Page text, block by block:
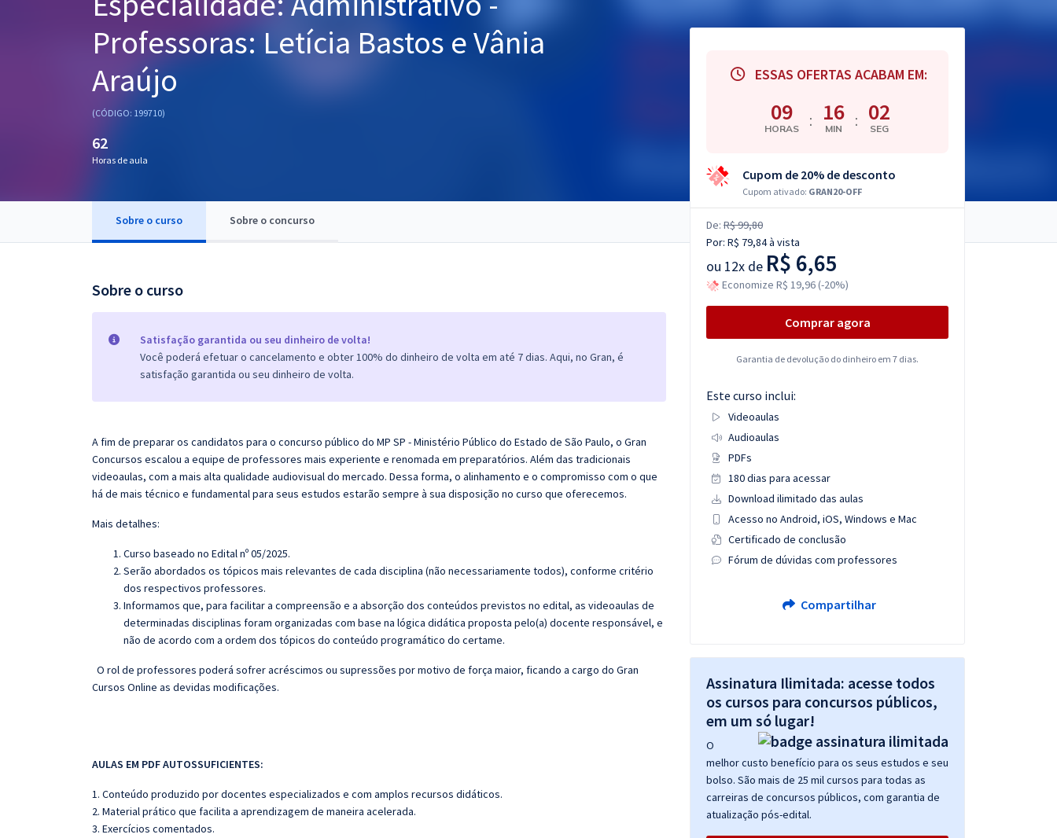
Questões grátis
Professoras: Letícia Bastos e Vânia
Araújo
(CÓDIGO: 199710)
62
Horas de aula
Sobre o curso Sobre o concurso
Sobre o curso
Satisfação garantida ou seu dinheiro de volta!
Você poderá efetuar o cancelamento e obter 100% do dinheiro de volta em até 7 dias. Aqui, no Gran, é
satisfação garantida ou seu dinheiro de volta.
A fim de preparar os candidatos para o concurso público do MP SP - Ministério Público do Estado de São Paulo, o Gran
Concursos escalou a equipe de professores mais experiente e renomada em preparatórios. Além das tradicionais
videoaulas, com a mais alta qualidade audiovisual do mercado. Dessa forma, o alinhamento e o compromisso com o que
há de mais técnico e fundamental para seus estudos estarão sempre à sua disposição no curso que oferecemos.
Mais detalhes:
Curso baseado no Edital nº 05/2025.
Serão abordados os tópicos mais relevantes de cada disciplina (não necessariamente todos), conforme critério
dos respectivos professores.
Informamos que, para facilitar a compreensão e a absorção dos conteúdos previstos no edital, as videoaulas de
determinadas disciplinas foram organizadas com base na lógica didática proposta pelo(a) docente responsável, e
não de acordo com a ordem dos tópicos do conteúdo programático do certame.
O rol de professores poderá sofrer acréscimos ou supressões por motivo de força maior, ficando a cargo do Gran
Cursos Online as devidas modificações.
AULAS EM PDF AUTOSSUFICIENTES:
1. Conteúdo produzido por docentes especializados e com amplos recursos didáticos.
2. Material prático que facilita a aprendizagem de maneira acelerada.
3. Exercícios comentados.
ESSAS OFERTAS ACABAM EM:
09
HORAS : 16
MIN : 01
SEG
Cupom de 20% de desconto
Cupom ativado: GRAN20-OFF
De: R$ 99,80
Por: R$ 79,84à vista
ou 12x de R$ 6,65
Economize R$ 19,96 (-20%)
Comprar agora
Garantia de devolução do dinheiro em 7 dias.
Este curso inclui:
Videoaulas
Audioaulas
PDFs
180 dias para acessar
Download ilimitado das aulas
Acesso no Android, iOS, Windows e Mac
Certificado de conclusão
Fórum de dúvidas com professores
Compartilhar
Assinatura Ilimitada: acesse todos
os cursos para concursos públicos,
em um só lugar!
O
melhor custo benefício para os seus estudos e seu
bolso. São mais de 25 mil cursos para todas as
carreiras de concursos públicos, com garantia de
atualização pós-edital.